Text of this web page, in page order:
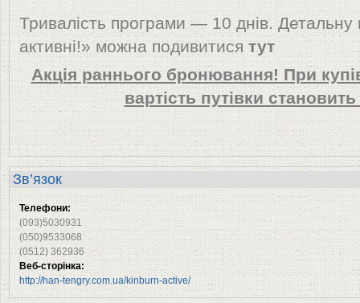
Тривалість програми — 10 днів. Детальну
активні!» можна подивитися тут
Акція раннього бронювання! При
вартість путівки
Зв’язок
Телефони:
(093)5030931
(050)9533068
(0512) 362936
Веб-сторінка:
http://han-tengry.com.ua/kinburn-active/